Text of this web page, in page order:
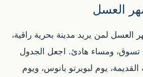
العسل
العسل لمن يريد مدينة بحرية راقية،
تسوق، ومساء هادئ. اجعل الجدول
القديمة، يوم لبويرتو بانوس، ويوم